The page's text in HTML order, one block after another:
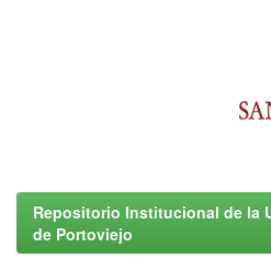
Repositorio Institucional de la
de Portoviejo